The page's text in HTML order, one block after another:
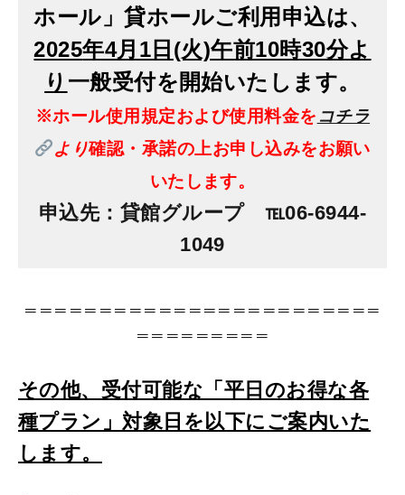
ホール」貸ホールご利用申込は、
2025年4月1日(火)午前10時30分よ
り 一般受付を開始いたします。
※ホール使用規定および使用料金を コチラ
より確認・承諾の上お申し込みをお願い
いたします。
申込先：貸館グループ ℡06-6944-
1049
＝＝＝＝＝＝＝＝＝＝＝＝＝＝＝＝＝＝＝＝＝＝＝＝
＝＝＝＝＝＝＝＝＝
その他、 受付可能な「平日のお得な各
種プラン」対象日を以下にご案内いた
します。